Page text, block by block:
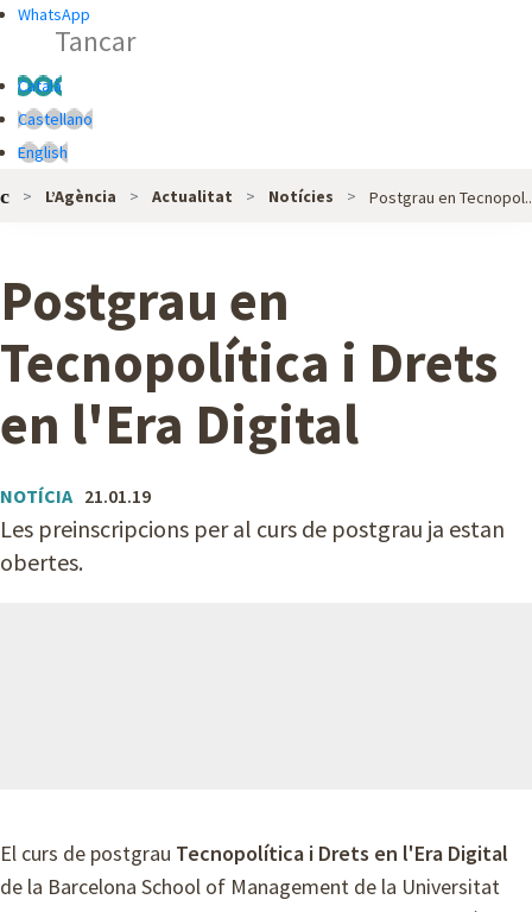
L
O
B
A
E
M
WhatsApp
Tancar
Català
Castellano
English
L’Agència Actualitat Notícies Postgrau en
Postgrau en
Tecnopolítica i Drets
en l'Era Digital
NOTÍCIA 21.01.19
Les preinscripcions per al curs de postgrau ja estan
obertes.
El curs de postgrau Tecnopolítica i Drets en l'Era Digital
de la Barcelona School of Management de la Universitat